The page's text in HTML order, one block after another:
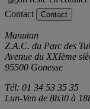
Contact Contact
Manutan
Z.A.C. du Parc des
Avenue du XXIème
95500 Gonesse
Tél: 01 34 53 35 35
Lun-Ven de 8h30 à